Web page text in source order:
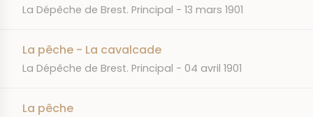
JOURNAL
La Dépêche de Brest. Principal DATE
13 mars 1901
La pêche - La cavalcade
JOURNAL
La Dépêche de Brest. Principal DATE
04 avril 1901
La pêche